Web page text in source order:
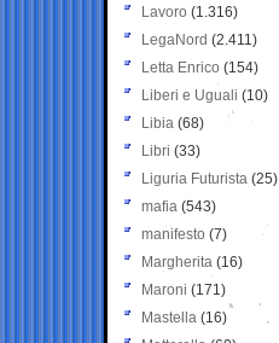
Lavoro (1.316)
LegaNord (2.411)
Letta Enrico (154)
Liberi e Uguali (10)
Libia (68)
Libri (33)
Liguria Futurista (25)
mafia (543)
manifesto (7)
Margherita (16)
Maroni (171)
Mastella (16)